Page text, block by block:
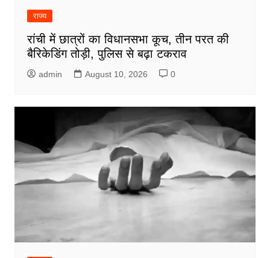
राज्य
रांची में छात्रों का विधानसभा कूच, तीन परत की
बैरिकेडिंग तोड़ी, पुलिस से बढ़ा टकराव
admin August 10, 2026 0